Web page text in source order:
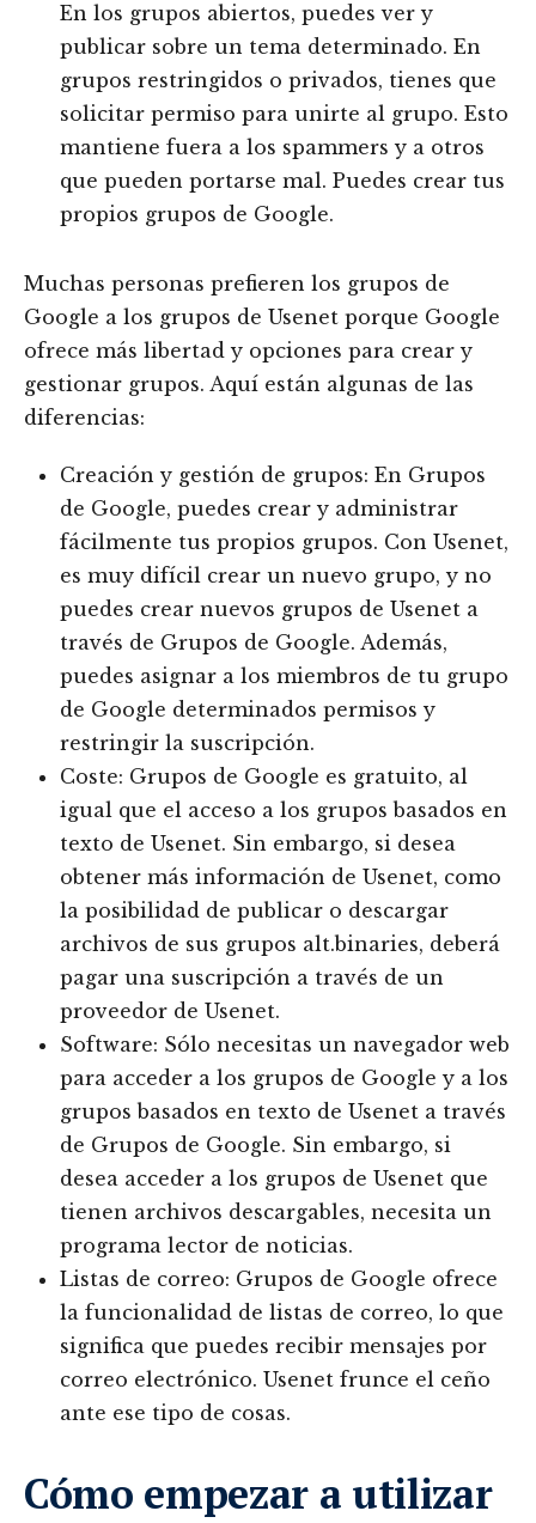
En los grupos abiertos, puedes ver y
publicar sobre un tema determinado. En
grupos restringidos o privados, tienes que
solicitar permiso para unirte al grupo. Esto
mantiene fuera a los spammers y a otros
que pueden portarse mal. Puedes crear tus
propios grupos de Google.
Muchas personas prefieren los grupos de
Google a los grupos de Usenet porque Google
ofrece más libertad y opciones para crear y
gestionar grupos. Aquí están algunas de las
diferencias:
Creación y gestión de grupos: En Grupos
de Google, puedes crear y administrar
fácilmente tus propios grupos. Con Usenet,
es muy difícil crear un nuevo grupo, y no
puedes crear nuevos grupos de Usenet a
través de Grupos de Google. Además,
puedes asignar a los miembros de tu grupo
de Google determinados permisos y
restringir la suscripción.
Coste: Grupos de Google es gratuito, al
igual que el acceso a los grupos basados en
texto de Usenet. Sin embargo, si desea
obtener más información de Usenet, como
la posibilidad de publicar o descargar
archivos de sus grupos alt.binaries, deberá
pagar una suscripción a través de un
proveedor de Usenet.
Software: Sólo necesitas un navegador web
para acceder a los grupos de Google y a los
grupos basados en texto de Usenet a través
de Grupos de Google. Sin embargo, si
desea acceder a los grupos de Usenet que
tienen archivos descargables, necesita un
programa lector de noticias.
Listas de correo: Grupos de Google ofrece
la funcionalidad de listas de correo, lo que
significa que puedes recibir mensajes por
correo electrónico. Usenet frunce el ceño
ante ese tipo de cosas.
Cómo empezar a utilizar